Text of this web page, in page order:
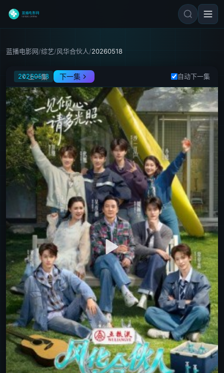
蓝播电影网/综艺/风华合伙人/20260518
风华合伙人
20260518
上一集 下一集 自动下一集